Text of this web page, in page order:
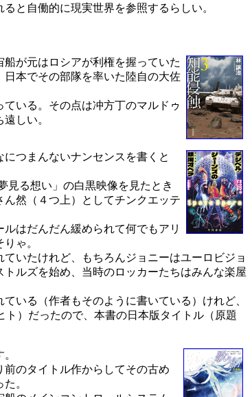
と自働的に現実世界を参照するらしい。
が元はロシアが利権を握っていた
本でその部隊を率いた陸自の大佐
いる。その点は冲方丁のマルドゥ
しい。
つまんないナンセンスを書くと
見る想い」の白黒映像を見たとき
然（４つ上）としてチンクエッテ
はだんだん緩められて何でもアリ
ゃ。
いたけれど、もちろんジョニーはユーロビジョ
ルズを始め、当時のロッカーたちはみんな楽屋
いる（作者もそのように書いている）けれど、
）だったので、本書の日本版タイトル（原題
のタイトル作からしてその古め
。